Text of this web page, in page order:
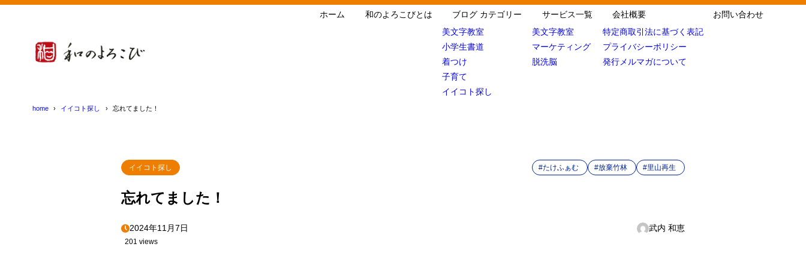
ホーム 和のよろこびとは
ブログ カテゴリー
美文字教室
小学生書道
着つけ
子育て
イイコト探し
サービス一覧
美文字教室
マーケティング
脱洗脳
会社概要
特定商取引法に基づく表記
プライバシーポリシー
発行メルマガについて
お問い合わせ
home イイコト探し 忘れてました！
イイコト探し #たけふぁむ #放棄竹林 #里山再生
忘れてました！
2024年11月7日 武内 和恵
201 views